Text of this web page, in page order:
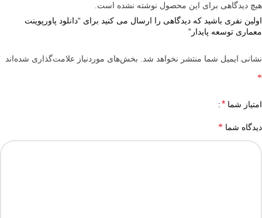
هیچ دیدگاهی برای این محصول نوشته نشده است.
اولین نفری باشید که دیدگاهی را ارسال می کنید برای “دانلود پاورپوینت
معماری توسعه پایدار”
نشانی ایمیل شما منتشر نخواهد شد. بخش‌های موردنیاز علامت‌گذاری شده‌اند
*
امتیاز شما *
دیدگاه شما *